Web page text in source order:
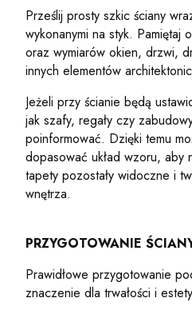
Prześlij prosty szkic ściany
wykonanymi na styk. Pamiętaj
oraz wymiarów okien, drzwi,
innych elementów
Jeżeli przy ścianie będą
jak szafy, regały czy
poinformować. Dzięki temu
dopasować układ wzoru, aby
tapety pozostały widoczne i
wnętrza.
PRZYGOTOWANIE
Prawidłowe przygotowanie
znaczenie dla trwałości i